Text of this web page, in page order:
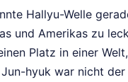
Hallyu-Welle
und Amerikas zu
Platz in einer
hyuk war nicht